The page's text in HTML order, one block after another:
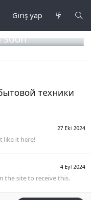
Giriş yap
Soon
техники
27 Eki 2024
like it here!
4 Eyl 2024
the site to receive this.